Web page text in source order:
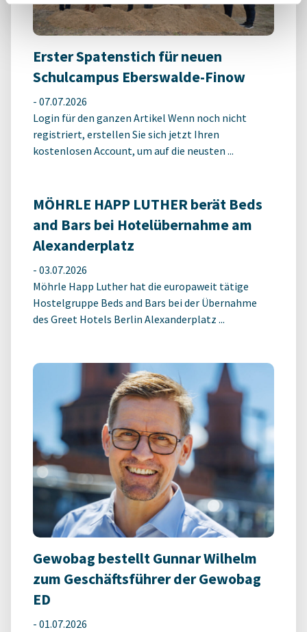
Erster Spatenstich für neuen
Schulcampus Eberswalde-Finow
- 07.07.2026
Login für den ganzen Artikel Wenn noch nicht
registriert, erstellen Sie sich jetzt Ihren
kostenlosen Account, um auf die neusten ...
MÖHRLE HAPP LUTHER berät Beds
and Bars bei Hotelübernahme am
Alexanderplatz
- 03.07.2026
Möhrle Happ Luther hat die europaweit tätige
Hostelgruppe Beds and Bars bei der Übernahme
des Greet Hotels Berlin Alexanderplatz ...
Gewobag bestellt Gunnar Wilhelm
zum Geschäftsführer der Gewobag
ED
- 01.07.2026